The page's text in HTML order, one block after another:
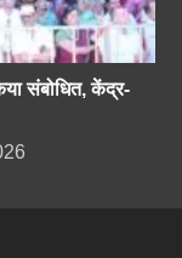
संबोधित, केंद्र-